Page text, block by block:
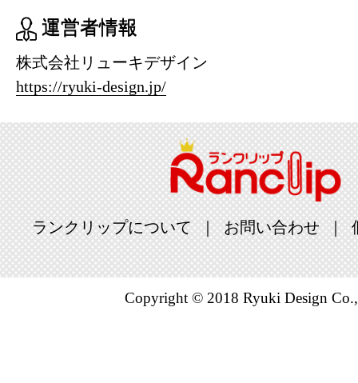
運営者情報
株式会社リューキデザイン
https://ryuki-design.jp/
ランクリップについて お問い合わせ
Copyright © 2018 Ryuki Design